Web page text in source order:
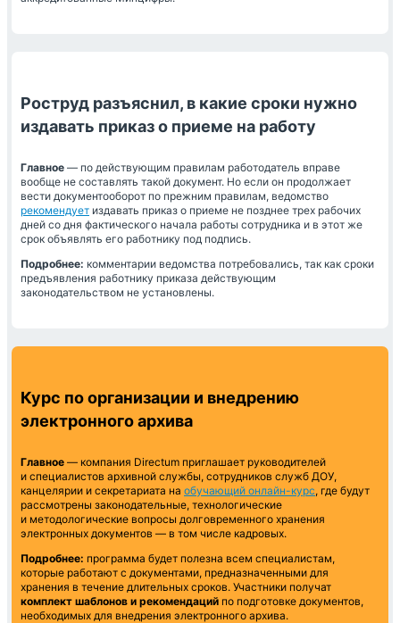
Роструд разъяснил, в какие сроки нужно
издавать приказ о приеме на работу
Главное — по действующим правилам работодатель вправе
вообще не составлять такой документ. Но если он продолжает
вести документооборот по прежним правилам, ведомство
рекомендует издавать приказ о приеме не позднее трех рабочих
дней со дня фактического начала работы сотрудника и в этот же
срок объявлять его работнику под подпись.
Подробнее: комментарии ведомства потребовались, так как сроки
предъявления работнику приказа действующим
законодательством не установлены.
Курс по организации и внедрению
электронного архива
Главное — компания Directum приглашает руководителей
и специалистов архивной службы, сотрудников служб ДОУ,
канцелярии и секретариата на обучающий онлайн-курс, где будут
рассмотрены законодательные, технологические
и методологические вопросы долговременного хранения
электронных документов — в том числе кадровых.
Подробнее: программа будет полезна всем специалистам,
которые работают с документами, предназначенными для
хранения в течение длительных сроков. Участники получат
комплект шаблонов и рекомендаций по подготовке документов,
необходимых для внедрения электронного архива.